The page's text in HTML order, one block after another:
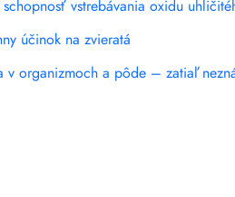
vstrebávania oxidu
účinok na zvieratá
v organizmoch a pôde – zatiaľ